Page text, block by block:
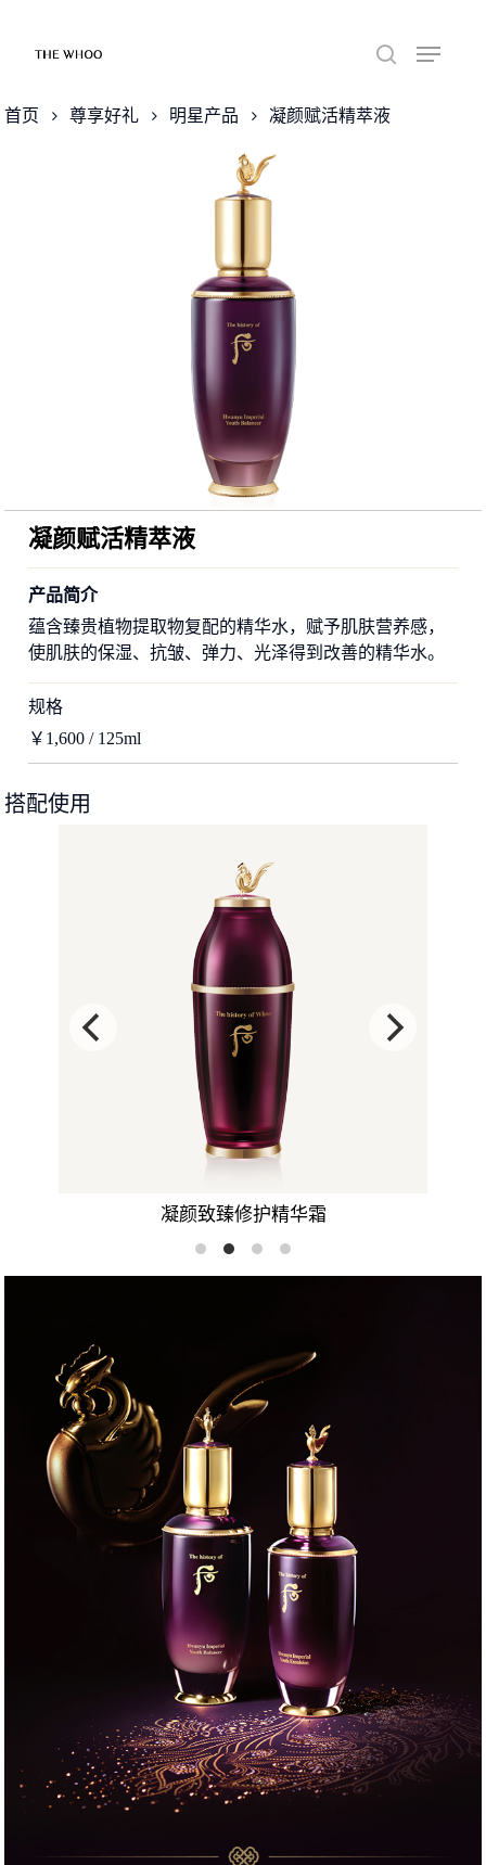
首页 尊享好礼 明星产品 凝颜赋活精萃液
凝颜赋活精萃液
产品简介
蕴含臻贵植物提取物复配的精华水，赋予肌肤营养感，
使肌肤的保湿、抗皱、弹力、光泽得到改善的精华水。
规格
￥1,600 / 125ml
搭配使用
凝颜致臻修护精华霜